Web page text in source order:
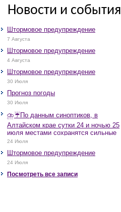
Новости и события
Штормовое предупреждение
7 Августа
Штормовое предупреждение
4 Августа
Штормовое предупреждение
30 Июля
Прогноз погоды
30 Июля
⛈️☔️По данным синоптиков, в
Алтайском крае сутки 24 и ночью 25
июля местами сохранятся сильные
дожди, грозы, при грозах очень
крупный град, шквалистое усиление
ветра до 17-22 м/с, местами порывы
25 м/с и более.
24 Июля
Штормовое предупреждение
24 Июля
Посмотреть все записи